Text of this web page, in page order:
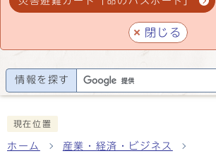
閉じる
情報を探す
現在位置
ホーム 産業・経済・ビジネス